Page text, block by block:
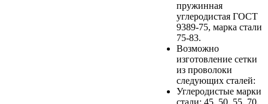
пружинная
углеродистая ГОСТ
9389-75, марка стали
75-83.
Возможно
изготовление сетки
из проволоки
следующих сталей:
Углеродистые марки
стали: 45, 50, 55, 70,